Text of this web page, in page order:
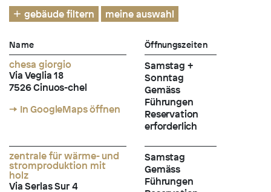
gebäude filtern meine auswahl
Name Öffnungszeiten
chesa giorgio
Via Veglia 18
7526 Cinuos-chel
→ In GoogleMaps öffnen
Samstag +
Sonntag
Gemäss
Führungen
Reservation
erforderlich
zentrale für wärme- und
stromproduktion mit
holz
Via Serlas Sur 4
Samstag
Gemäss
Führungen